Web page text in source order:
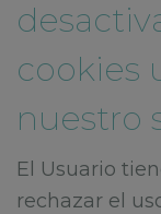
cookies
nuestro
El Usuario
rechazar el